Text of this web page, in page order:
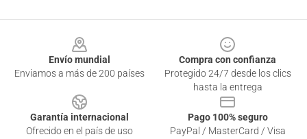
Envío mundial
Enviamos a más de 200 países
Compra con confianza
Protegido 24/7 desde los clics
hasta la entrega
Garantía internacional
Ofrecido en el país de uso
Pago 100% seguro
PayPal / MasterCard / Visa